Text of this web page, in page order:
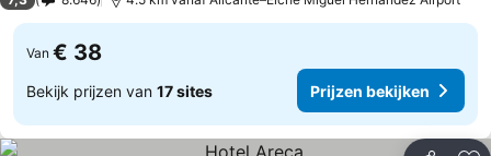
Van € 38
Bekijk prijzen van 17 sites Prijzen bekijken